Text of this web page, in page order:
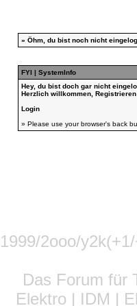
» Öhm, du bist noch nicht
FYI | SystemInfo
Hey, du bist doch gar nicht
Herzlich willkommen,
Login
» Please use your browser's back
1999/2ooo/
Das Forum für
Elektro | IDM |